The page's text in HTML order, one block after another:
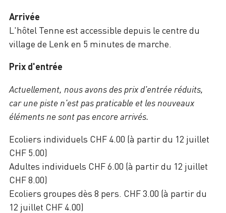
Arrivée
L'hôtel Tenne est accessible depuis le centre du
village de Lenk en 5 minutes de marche.
Prix d'entrée
Actuellement, nous avons des prix d'entrée réduits,
car une piste n'est pas praticable et les nouveaux
éléments ne sont pas encore arrivés.
Ecoliers individuels CHF 4.00 (à partir du 12 juillet
CHF 5.00)
Adultes individuels CHF 6.00 (à partir du 12 juillet
CHF 8.00)
Ecoliers groupes dès 8 pers. CHF 3.00 (à partir du
12 juillet CHF 4.00)